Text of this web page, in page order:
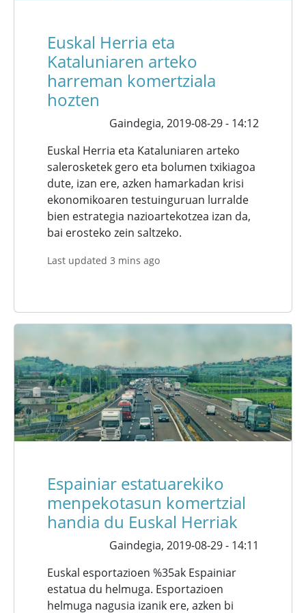
Euskal Herria eta
Kataluniaren arteko
harreman komertziala
hozten
Gaindegia, 2019-08-29 - 14:12
Euskal Herria eta Kataluniaren arteko
salerosketek gero eta bolumen txikiagoa
dute, izan ere, azken hamarkadan krisi
ekonomikoaren testuinguruan lurralde
bien estrategia nazioartekotzea izan da,
bai erosteko zein saltzeko.
Last updated 3 mins ago
Espainiar estatuarekiko
menpekotasun komertzial
handia du Euskal Herriak
Gaindegia, 2019-08-29 - 14:11
Euskal esportazioen %35ak Espainiar
estatua du helmuga. Esportazioen
helmuga nagusia izanik ere, azken bi